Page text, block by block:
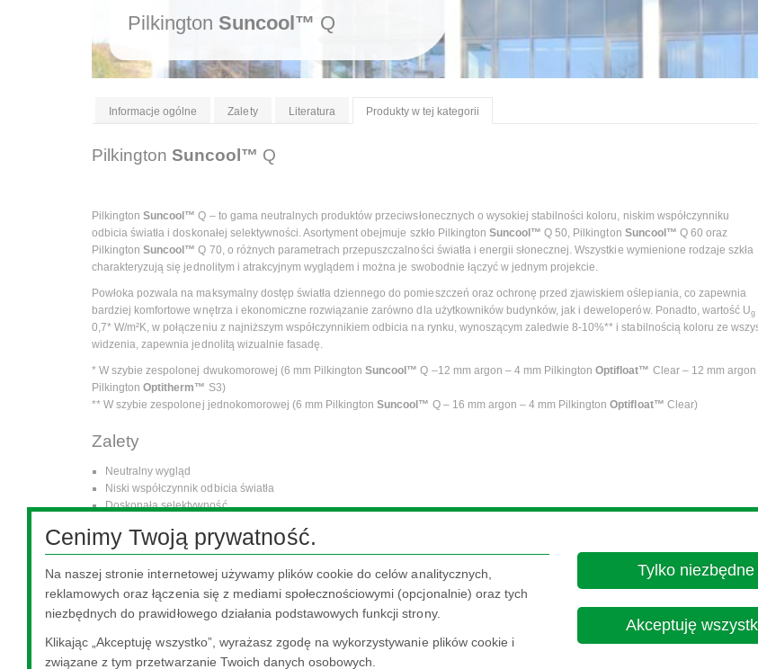
Pilkington Suncool™ Q
Informacje ogólne Zalety Literatura Produkty w tej kategorii
Pilkington Suncool™ Q
PilkingtonSuncool™ Q – to gama neutralnych produktów przeciwsłonecznych o wysokiej stabilności koloru, niskim współczynniku
odbicia światła i doskonałej selektywności. Asortyment obejmuje szkło Pilkington Suncool™ Q 50, Pilkington Suncool™ Q 60 oraz
PilkingtonSuncool™ Q 70, o różnych parametrach przepuszczalności światła i energii słonecznej. Wszystkie wymienione rodzaje szkła
charakteryzują się jednolitym i atrakcyjnym wyglądem i można je swobodnie łączyć w jednym projekcie.
Powłoka pozwala na maksymalny dostęp światła dziennego do pomieszczeń oraz ochronę przed zjawiskiem oślepiania, co zapewnia
bardziej komfortowe wnętrza i ekonomiczne rozwiązanie zarówno dla użytkowników budynków, jak i deweloperów. Ponadto, wartość Ug
0,7* W/m²K, w połączeniu z najniższym współczynnikiem odbicia na rynku, wynoszącym zaledwie 8-10%** i stabilnością koloru ze
widzenia, zapewnia jednolitą wizualnie fasadę.
* W szybie zespolonej dwukomorowej (6 mm PilkingtonSuncool™ Q –12 mm argon – 4 mm PilkingtonOptifloat™ Clear – 12 mm argon
PilkingtonOptitherm™ S3)
** W szybie zespolonej jednokomorowej (6 mm Pilkington Suncool™ Q – 16 mm argon – 4 mm PilkingtonOptifloat™ Clear)
Zalety
Neutralny wygląd
Niski współczynnik odbicia światła
Doskonała selektywność
Ta treść jest niedostępna, ponieważ wymaga włączenia plików cookie, które są obecnie zablokowane. Aby zmienić swoje
Ustawienia plików cookie.
Cenimy Twoją prywatność.
Na naszej stronie internetowej używamy plików cookie do celów analitycznych,
reklamowych oraz łączenia się z mediami społecznościowymi (opcjonalnie) oraz tych
niezbędnych do prawidłowego działania podstawowych funkcji strony.
Klikając „Akceptuję wszystko”, wyrażasz zgodę na wykorzystywanie plików cookie i
związane z tym przetwarzanie Twoich danych osobowych.
Tylko niezbędne
Akceptuję